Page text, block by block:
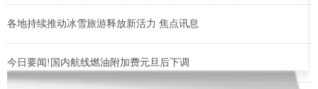
各地持续推动冰雪旅游释放新活力 焦点讯息
今日要闻!国内航线燃油附加费元旦后下调